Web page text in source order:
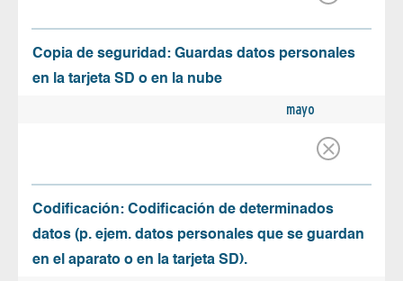
Copia de seguridad: Guardas datos personales
en la tarjeta SD o en la nube
mayo
Codificación: Codificación de determinados
datos (p. ejem. datos personales que se guardan
en el aparato o en la tarjeta SD).